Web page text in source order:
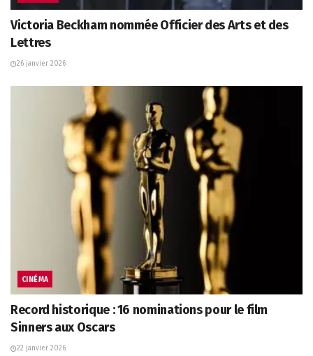
Victoria Beckham nommée Officier des Arts et des
Lettres
26 janvier 2026
CINÉMA
Record historique : 16 nominations pour le film
Sinners aux Oscars
22 janvier 2026